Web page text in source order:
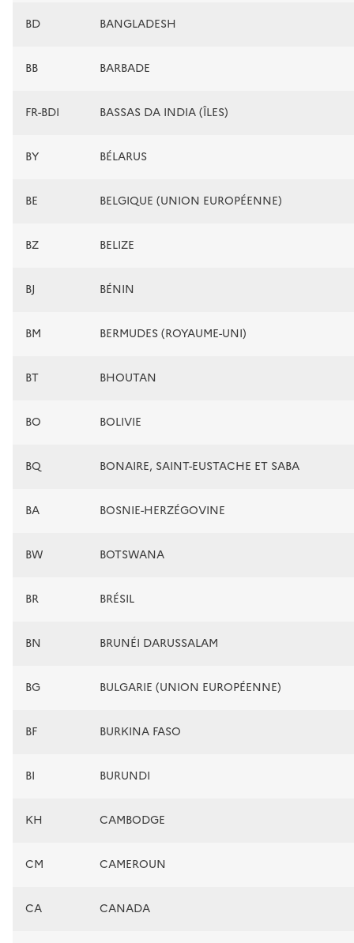
BD BANGLADESH
BB BARBADE
FR-BDI BASSAS DA INDIA (ÎLES)
BY BÉLARUS
BE BELGIQUE (UNION EUROPÉENNE)
BZ BELIZE
BJ BÉNIN
BM BERMUDES (ROYAUME-UNI)
BT BHOUTAN
BO BOLIVIE
BQ BONAIRE, SAINT-EUSTACHE ET SABA
BA BOSNIE-HERZÉGOVINE
BW BOTSWANA
BR BRÉSIL
BN BRUNÉI DARUSSALAM
BG BULGARIE (UNION EUROPÉENNE)
BF BURKINA FASO
BI BURUNDI
KH CAMBODGE
CM CAMEROUN
CA CANADA